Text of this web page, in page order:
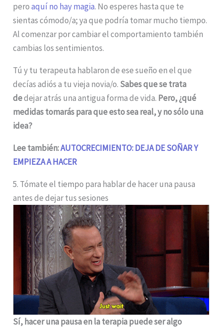
peroaquí no hay magia. No esperes hasta que te
sientas cómodo/a; ya que podría tomar mucho tiempo.
Al comenzar por cambiar el comportamiento también
cambias los sentimientos.
Tú y tu terapeuta hablaron de ese sueño en el que
decías adiós a tu vieja novia/o. Sabes que se trata
dedejar atrás una antigua forma de vida. Pero, ¿qué
medidas tomarás para que esto sea real, y no sólo una
idea?
Lee también:AUTOCRECIMIENTO: DEJA DE SOÑAR Y
EMPIEZA A HACER
5. Tómate el tiempo para hablar de hacer una pausa
antes de dejar tus sesiones
Sí, hacer una pausa en la terapia puede ser algo